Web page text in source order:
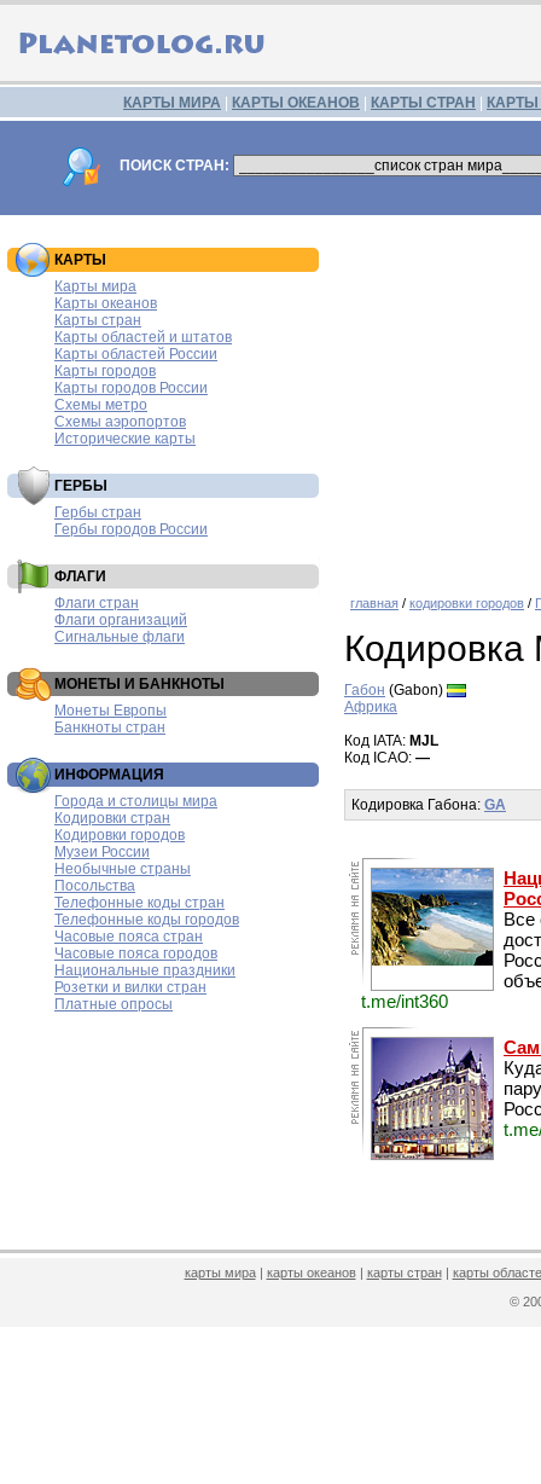
КАРТЫ МИРА КАРТЫ ОКЕАНОВ КАРТЫ СТРАН
ПОИСК СТРАН:
КАРТЫ
Карты мира
Карты океанов
Карты стран
Карты областей и штатов
Карты областей России
Карты городов
Карты городов России
Схемы метро
Схемы аэропортов
Исторические карты
ГЕРБЫ
Гербы стран
Гербы городов России
ФЛАГИ
Флаги стран
Флаги организаций
Сигнальные флаги
МОНЕТЫ И БАНКНОТЫ
Монеты Европы
Банкноты стран
ИНФОРМАЦИЯ
Города и столицы мира
Кодировки стран
Кодировки городов
Музеи России
Необычные страны
Посольства
Телефонные коды стран
Телефонные коды городов
Часовые пояса стран
Часовые пояса городов
Национальные праздники
Розетки и вилки стран
Платные опросы
главная / кодировки городов /
Габон (Gabon)
Африка
Код IATA: MJL
Код ICAO: —
Кодировка Габона: GA
Все
t.me/int360
карты мира| карты океанов| карты стран| карты
©